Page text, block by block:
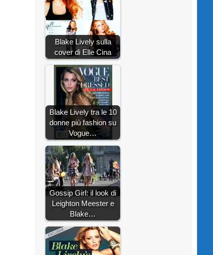
Blake Lively sulla
cover di Elle Cina
Blake Lively tra le 10
donne più fashion su
Vogue…
Gossip Girl: il look di
Leighton Meester e
Blake…